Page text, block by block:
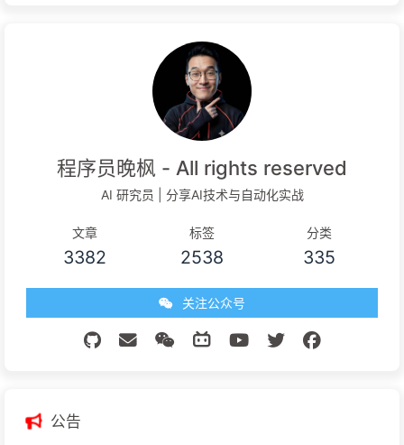
程序员晚枫 - All rights reserved
AI 研究员 | 分享AI技术与自动化实战
文章
3382
标签
2538
分类
335
关注公众号
公告